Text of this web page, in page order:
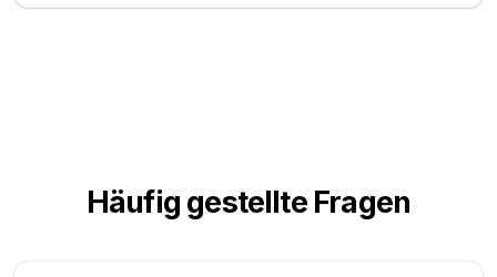
Häufig gestellte Fragen